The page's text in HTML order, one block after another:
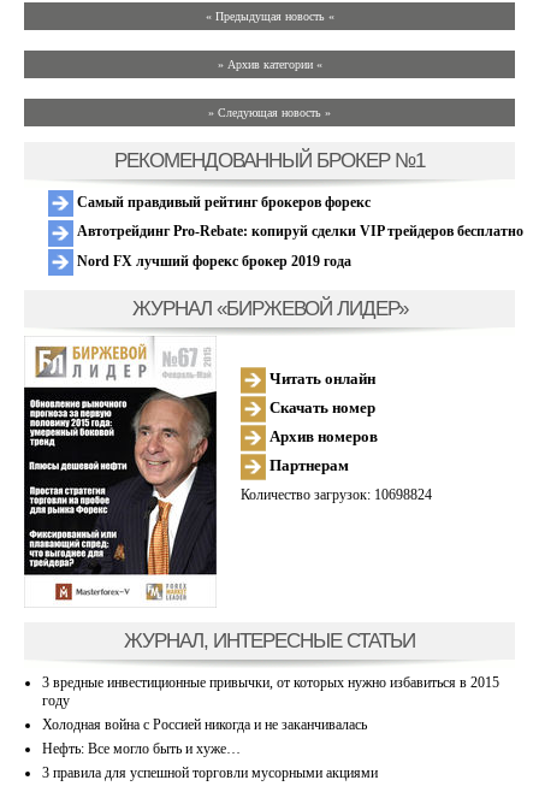
« Предыдущая новость «
» Архив категории «
» Следующая новость »
РЕКОМЕНДОВАННЫЙ БРОКЕР №1
Самый правдивый рейтинг брокеров форекс
Автотрейдинг Pro-Rebate: копируй сделки VIP трейдеров бесплатно
Nord FX лучший форекс брокер 2019 года
ЖУРНАЛ «БИРЖЕВОЙ ЛИДЕР»
Читать онлайн
Скачать номер
Архив номеров
Партнерам
Количество загрузок: 10698824
ЖУРНАЛ, ИНТЕРЕСНЫЕ СТАТЬИ
3 вредные инвестиционные привычки, от которых нужно избавиться в 2015
году
Холодная война с Россией никогда и не заканчивалась
Нефть: Все могло быть и хуже…
3 правила для успешной торговли мусорными акциями